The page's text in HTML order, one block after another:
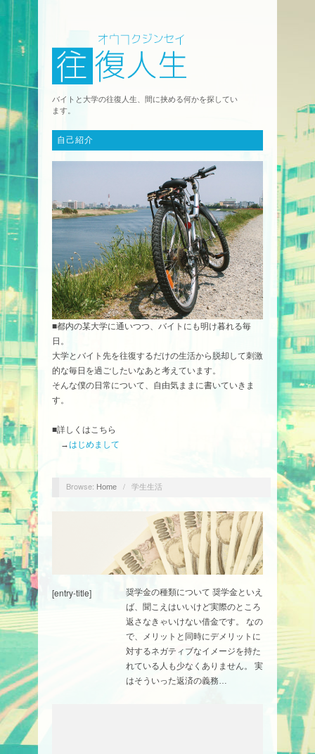
バイトと大学の往復人生、間に挟める何かを探してい
ます。
自己紹介
■都内の某大学に通いつつ、バイトにも明け暮れる毎
日。
大学とバイト先を往復するだけの生活から脱却して刺激
的な毎日を過ごしたいなあと考えています。
そんな僕の日常について、自由気ままに書いていきま
す。
■詳しくはこちら
→はじめまして
Browse: Home / 学生生活
[entry-title]
奨学金の種類について 奨学金といえ
ば、聞こえはいいけど実際のところ
返さなきゃいけない借金です。 なの
で、メリットと同時にデメリットに
対するネガティブなイメージを持た
れている人も少なくありません。 実
はそういった返済の義務…